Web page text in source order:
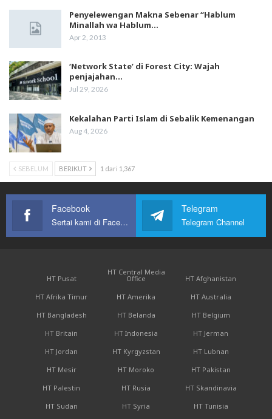
Penyelewengan Makna Sebenar “Hablum
Minallah wa Hablum…
Apr 2, 2013
‘Network State’ di Forest City: Wajah
penjajahan…
Jul 29, 2026
Kekalahan Parti Islam di Sebalik Kemenangan
Aug 4, 2026
SEBELUM BERIKUT 1 dari 1,367
Facebook
Sertai kami di Facebook
Telegram
Telegram Channel
HT Pusat
HT Central Media
Office
HT Afghanistan
HT Afrika Timur
HT Amerika
HT Australia
HT Bangladesh
HT Belanda
HT Belgium
HT Britain
HT Indonesia
HT Jerman
HT Jordan
HT Kyrgyzstan
HT Lubnan
HT Mesir
HT Moroko
HT Pakistan
HT Palestin
HT Rusia
HT Skandinavia
HT Sudan
HT Syria HT Tunisia